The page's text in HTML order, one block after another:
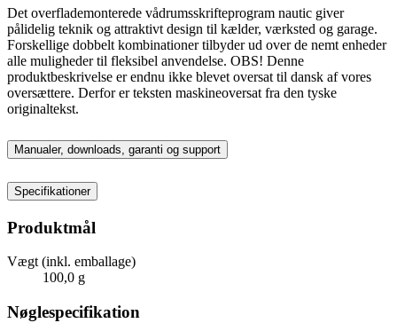
Det overflademonterede vådrumsskrifteprogram nautic giver
pålidelig teknik og attraktivt design til kælder, værksted og garage.
Forskellige dobbelt kombinationer tilbyder ud over de nemt enheder
alle muligheder til fleksibel anvendelse. OBS! Denne
produktbeskrivelse er endnu ikke blevet oversat til dansk af vores
oversættere. Derfor er teksten maskineoversat fra den tyske
originaltekst.
Manualer, downloads, garanti og support
Specifikationer
Produktmål
Vægt (inkl. emballage)
100,0 g
Nøglespecifikation